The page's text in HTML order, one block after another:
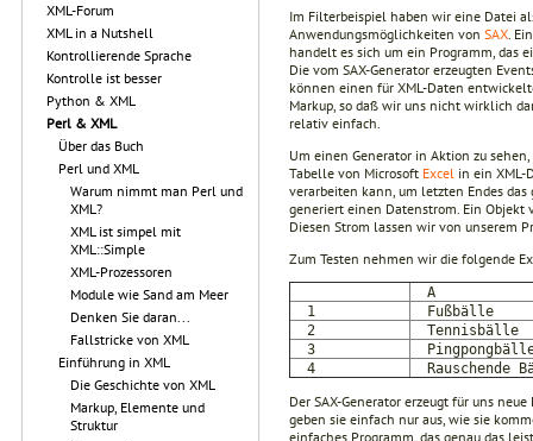
XML-Forum
XML in a Nutshell
Kontrollierende Sprache
Kontrolle ist besser
Python & XML
Perl & XML
Über das Buch
Perl und XML
Warum nimmt man Perl und
XML?
XML ist simpel mit
XML::Simple
XML-Prozessoren
Module wie Sand am Meer
Denken Sie daran...
Fallstricke von XML
Einführung in XML
Die Geschichte von XML
Markup, Elemente und
Struktur
Im Filterbeispiel haben wir eine Datei
Anwendungsmöglichkeiten von SAX .
handelt es sich um ein Programm, das
Die vom SAX-Generator erzeugten
können einen für XML-Daten
Markup, so daß wir uns nicht wirklich
relativ einfach.
Um einen Generator in Aktion zu
Tabelle von Microsoft Excel in ein XML-
verarbeiten kann, um letzten Endes
generiert einen Datenstrom. Ein Objekt
Diesen Strom lassen wir von unserem
Zum Testen nehmen wir die folgende
A
1
Fußbälle
2
Tennisbälle
3
4
Rauschende
Der SAX-Generator erzeugt für uns
geben sie einfach nur aus, wie sie
einfaches Programm, das genau das